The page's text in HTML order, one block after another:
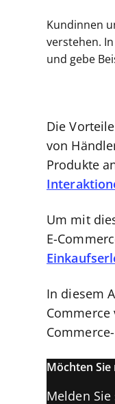
Kundinnen
verstehen.
und gebe
Die
von
Produkte
Um mit
E-
In diesem
Commerce
Möchten Sie
Melden